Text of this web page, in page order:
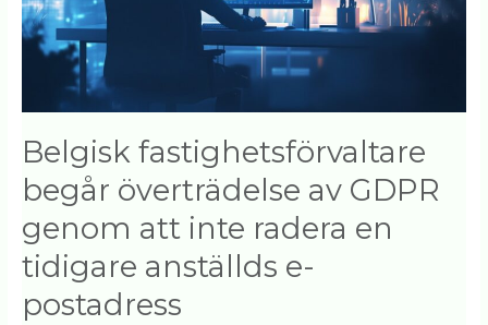
Belgisk fastighetsförvaltare
begår överträdelse av GDPR
genom att inte radera en
tidigare anställds e-
postadress
att
inte
tidigare
anställds
e-
postadress